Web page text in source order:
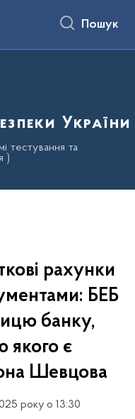
Пошук
України
тестування та
)
рахунки
БЕБ
банку,
якого є
Шевцова
року о 13:30